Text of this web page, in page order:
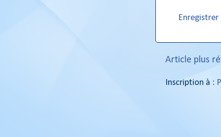
Article plus
Inscription à :